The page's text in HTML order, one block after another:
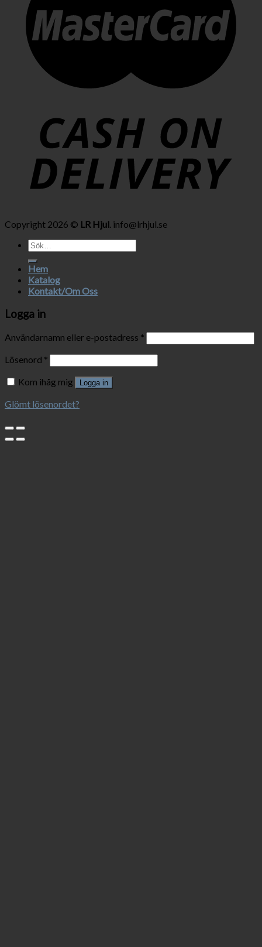
Copyright 2026 © LR Hjul. info@lrhjul.se
Sök
efter:
Hem
Katalog
Kontakt/Om Oss
Logga in
Användarnamn eller e-postadress *
Lösenord *
Kom ihåg mig
Logga in
Glömt lösenordet?